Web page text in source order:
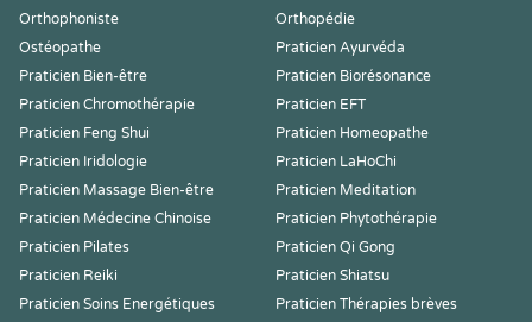
Orthophoniste
Orthopédie
Ostéopathe
Praticien Ayurvéda
Praticien Bien-être
Praticien Biorésonance
Praticien Chromothérapie
Praticien EFT
Praticien Feng Shui
Praticien Homeopathe
Praticien Iridologie
Praticien LaHoChi
Praticien Massage Bien-être
Praticien Meditation
Praticien Médecine Chinoise
Praticien Phytothérapie
Praticien Pilates
Praticien Qi Gong
Praticien Reiki
Praticien Shiatsu
Praticien Soins Energétiques
Praticien Thérapies brèves